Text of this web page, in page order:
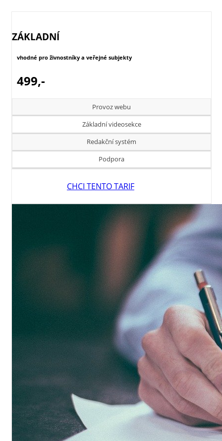
ZÁKLADNÍ
vhodné pro živnostníky a veřejné subjekty
499,-
Provoz webu
Základní videosekce
Redakční systém
Podpora
CHCI TENTO TARIF